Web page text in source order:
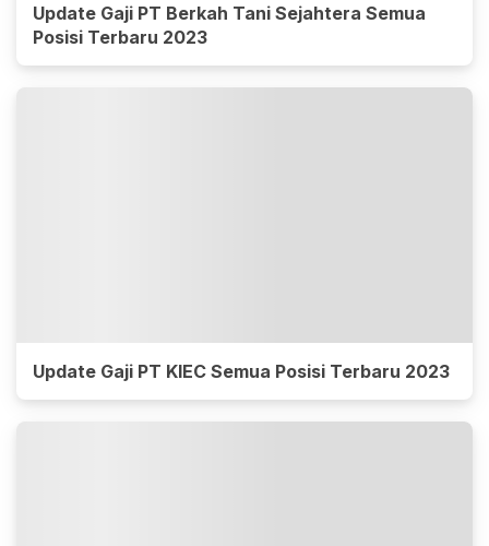
Update Gaji PT Berkah Tani Sejahtera Semua
Posisi Terbaru 2023
Update Gaji PT KIEC Semua Posisi Terbaru 2023